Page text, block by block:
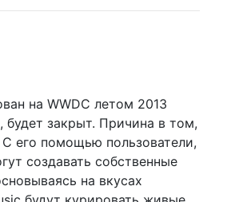
на WWDC летом 2013
будет закрыт. Причина в том,
его помощью пользователи,
создавать собственные
на вкусах